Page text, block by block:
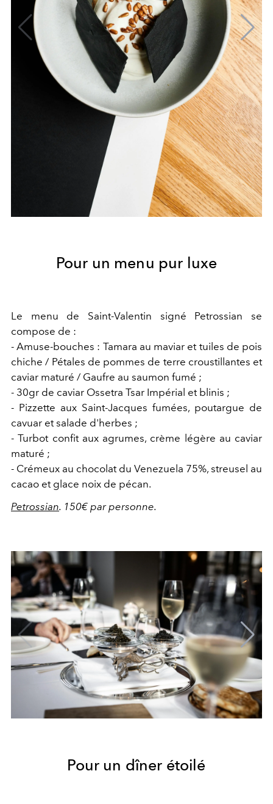
Pour un menu pur luxe
Le menu de Saint-Valentin signé Petrossian se
compose de :
- Amuse-bouches : Tamara au maviar et tuiles de pois
chiche / Pétales de pommes de terre croustillantes et
caviar maturé / Gaufre au saumon fumé ;
- 30gr de caviar Ossetra Tsar Impérial et blinis ;
- Pizzette aux Saint-Jacques fumées, poutargue de
cavuar et salade d'herbes ;
- Turbot confit aux agrumes, crème légère au caviar
maturé ;
- Crémeux au chocolat du Venezuela 75%, streusel au
cacao et glace noix de pécan.
Petrossian. 150€ par personne.
Pour un dîner étoilé